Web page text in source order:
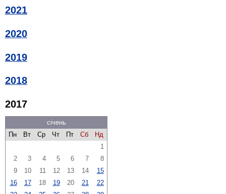
2021
2020
2019
2018
2017
січень
Пн
Вт Ср Чт Пт Сб
Нд
1
2
3 4 5 6 7
8
9
10 11 12 13 14
15
16
17 18 19 20 21
22